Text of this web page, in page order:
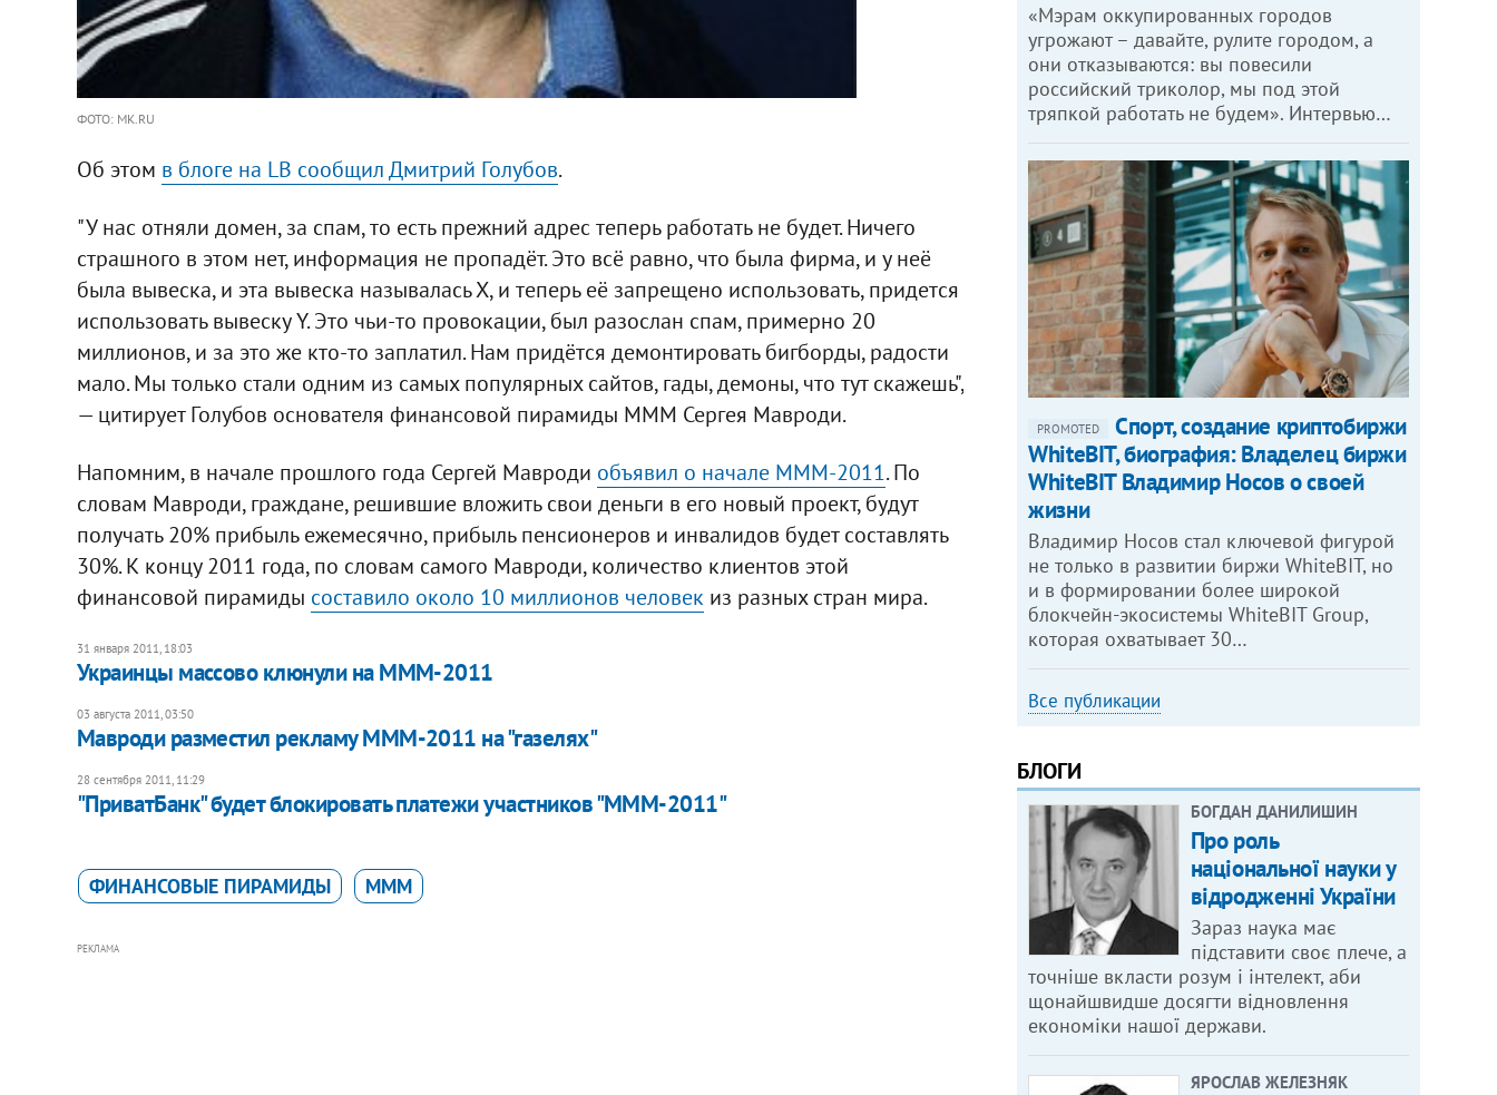
ФОТО: MK.RU
Об этом в блоге на LB сообщил Дмитрий Голубов.
"У нас отняли домен, за спам, то есть прежний адрес теперь работать не будет. Ничего
страшного в этом нет, информация не пропадёт. Это всё равно, что была фирма, и у неё
была вывеска, и эта вывеска называлась Х, и теперь её запрещено использовать, придется
использовать вывеску Y. Это чьи-то провокации, был разослан спам, примерно 20
миллионов, и за это же кто-то заплатил. Нам придётся демонтировать бигборды, радости
мало. Мы только стали одним из самых популярных сайтов, гады, демоны, что тут скажешь",
— цитирует Голубов основателя финансовой пирамиды МММ Сергея Мавроди.
Напомним, в начале прошлого года Сергей Мавроди объявил о начале МММ-2011. По
словам Мавроди, граждане, решившие вложить свои деньги в его новый проект, будут
получать 20% прибыль ежемесячно, прибыль пенсионеров и инвалидов будет составлять
30%. К концу 2011 года, по словам самого Мавроди, количество клиентов этой
финансовой пирамиды составило около 10 миллионов человек из разных стран мира.
31 января 2011, 18:03
Украинцы массово клюнули на МММ-2011
03 августа 2011, 03:50
Мавроди разместил рекламу МММ-2011 на "газелях"
28 сентября 2011, 11:29
"ПриватБанк" будет блокировать платежи участников "МММ-2011"
ФИНАНСОВЫЕ ПИРАМИДЫ МММ
РЕКЛАМА
«Мэрам оккупированных городов
угрожают – давайте, рулите городом, а
они отказываются: вы повесили
российский триколор, мы под этой
тряпкой работать не будем». Интервью…
PROMOTED
Спорт, создание криптобиржи
WhiteBIT, биография: Владелец биржи
WhiteBIT Владимир Носов о своей
жизни
Владимир Носов стал ключевой фигурой
не только в развитии биржи WhiteBIT, но
и в формировании более широкой
блокчейн-экосистемы WhiteBIT Group,
которая охватывает 30…
Все публикации
БЛОГИ
БОГДАН ДАНИЛИШИН
Про роль
національної науки у
відродженні України
Зараз наука має
підставити своє плече, а
точніше вкласти розум і інтелект, аби
щонайшвидше досягти відновлення
економіки нашої держави.
ЯРОСЛАВ ЖЕЛЕЗНЯК